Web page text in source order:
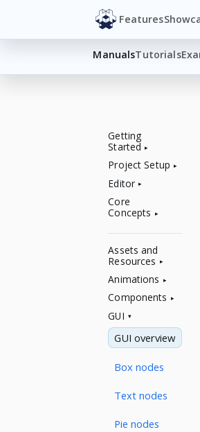
Features
ManualsTutorials
Getting
Started
Project Setup
Editor
Core
Concepts
Assets and
Resources
Animations
Components
GUI
GUI overview
Box nodes
Text nodes
Pie nodes